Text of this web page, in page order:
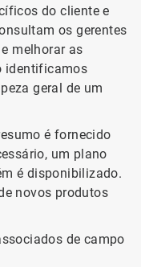
do cliente e
os gerentes
melhorar as
identificamos
geral de um
é fornecido
um plano
é disponibilizado.
novos produtos
de campo